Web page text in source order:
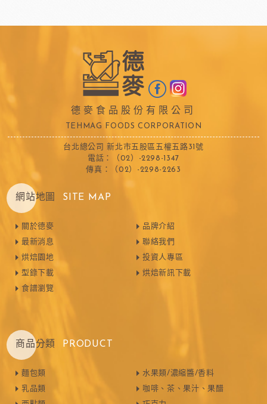
德麥食品股份有限公司
TEHMAG FOODS CORPORATION
台北總公司 新北市五股區五權五路31號
電話：（02）-2298-1347
傳真：（02）-2298-2263
網站地圖 SITE MAP
關於德麥
最新消息
烘焙園地
型錄下載
食譜瀏覽
品牌介紹
聯絡我們
投資人專區
烘焙新訊下載
商品分類 PRODUCT
麵包類
乳品類
水果類/濃縮醬/香料
咖啡、茶、果汁、果醋